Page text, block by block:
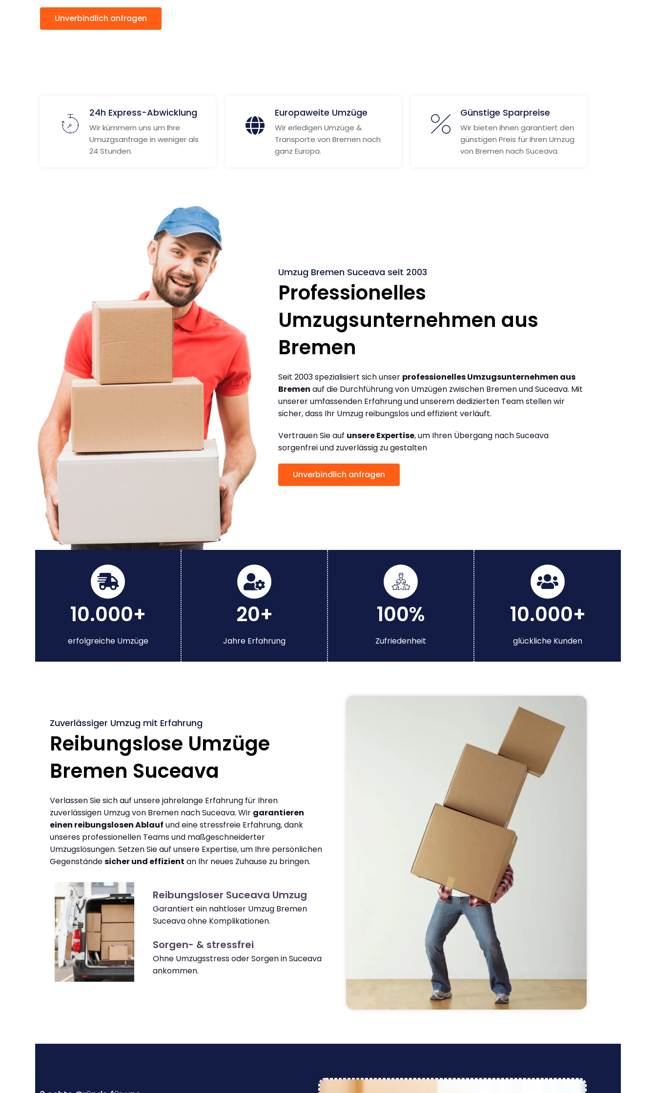
Unverbindlich anfragen
24h Express-Abwicklung
Wir kümmern uns um Ihre
Umuzgsanfrage in weniger als
24 Stunden.
Europaweite Umzüge
Wir erledigen Umzüge &
Transporte von Bremen nach
ganz Europa.
Günstige Sparpreise
Wir bieten Ihnen garantiert den
günstigen Preis für Ihren Umzug
von Bremen nach Suceava.
Umzug Bremen Suceava seit 2003
Professionelles
Umzugsunternehmen aus
Bremen
Seit 2003 spezialisiert sich unser professionelles Umzugsunternehmen aus
Bremen auf die Durchführung von Umzügen zwischen Bremen und Suceava. Mit
unserer umfassenden Erfahrung und unserem dedizierten Team stellen wir
sicher, dass Ihr Umzug reibungslos und effizient verläuft.
Vertrauen Sie auf unsere Expertise, um Ihren Übergang nach Suceava
sorgenfrei und zuverlässig zu gestalten
Unverbindlich anfragen
10.000+
erfolgreiche Umzüge
20+
Jahre Erfahrung
100%
Zufriedenheit
10.000+
glückliche Kunden
Zuverlässiger Umzug mit Erfahrung
Reibungslose Umzüge
Bremen Suceava
Verlassen Sie sich auf unsere jahrelange Erfahrung für Ihren
zuverlässigen Umzug von Bremen nach Suceava. Wir garantieren
einen reibungslosen Ablauf und eine stressfreie Erfahrung, dank
unseres professionellen Teams und maßgeschneiderter
Umzugslösungen. Setzen Sie auf unsere Expertise, um Ihre persönlichen
Gegenständesicher und effizient an Ihr neues Zuhause zu bringen.
Reibungsloser Suceava Umzug
Garantiert ein nahtloser Umzug Bremen
Suceava ohne Komplikationen.
Sorgen- & stressfrei
Ohne Umzugsstress oder Sorgen in Suceava
ankommen.